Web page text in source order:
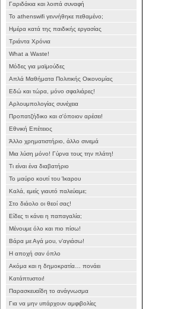
Γαριδάκια και λοιπά συναφή
Το athenswifi γεννήθηκε πεθαμένο;
Ημέρα κατά της παιδικής εργασίας
Τριάντα Χρόνια
What a Waste!
Μόδες για μαϊμούδες
Απλά Μαθήματα Πολιτικής Οικονομίας
Εδώ και τώρα, μόνο σφαλιάρες!
Αρλουμπολογίας συνέχεια
Προπατζήδικο και σ'όποιον αρέσει!
Εθνική Επέτειος
Άλλο χρηματιστήριο, άλλο σινεμά
Μια λύση μόνο! Γύρνα τους την πλάτη!
Τι είναι ένα διαβατήριο
Το μαύρο κουτί του Ίκαρου
Καλά, εμείς γιαυτό παλεύαμε;
Στο διάολο οι θεοί σας!
Είδες τι κάνει η παπαγαλία;
Μένουμε όλο και πιο πίσω!
Βάρα με Αγά μου, ν'αγιάσω!
Η αποχή σαν όπλο
Ακόμα και η δημοκρατία… πονάει
Κατάπτυστοι!
Παρασκευαΐδη το ανάγνωσμα
Για να μην υπάρχουν αμφιβολίες